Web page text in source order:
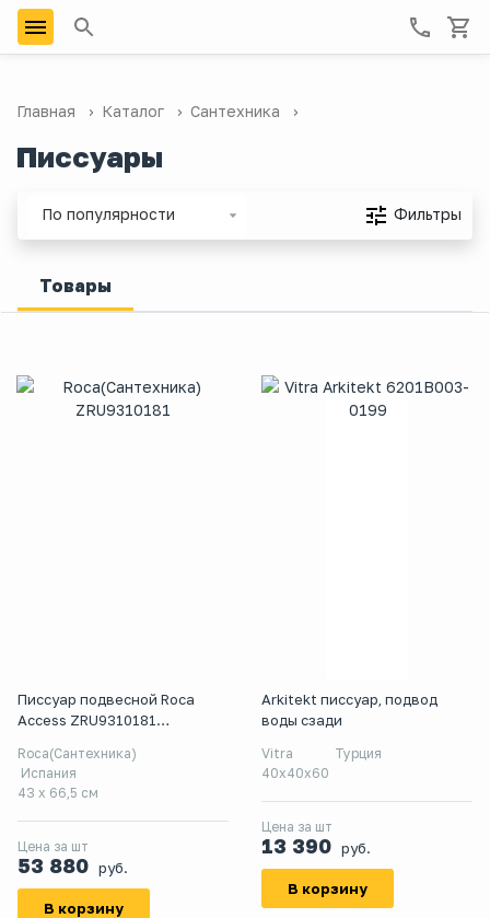
Главная Каталог Сантехника
Писсуары
Товары
По популярности Фильтры
Писсуар подвесной Roca
Access ZRU9310181
сифоном, со смывным
механизмом
Roca(Сантехника)
Испания
43 x 66,5 см
Цена за шт
53 880 руб.
В корзину
Arkitekt писсуар, подвод
воды сзади
Vitra
Турция
40x40x60
Цена за шт
13 390 руб.
В корзину